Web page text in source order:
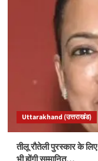
Uttarakhand (उत्तराखंड)
तीलू रौतेली पुरस्कार के